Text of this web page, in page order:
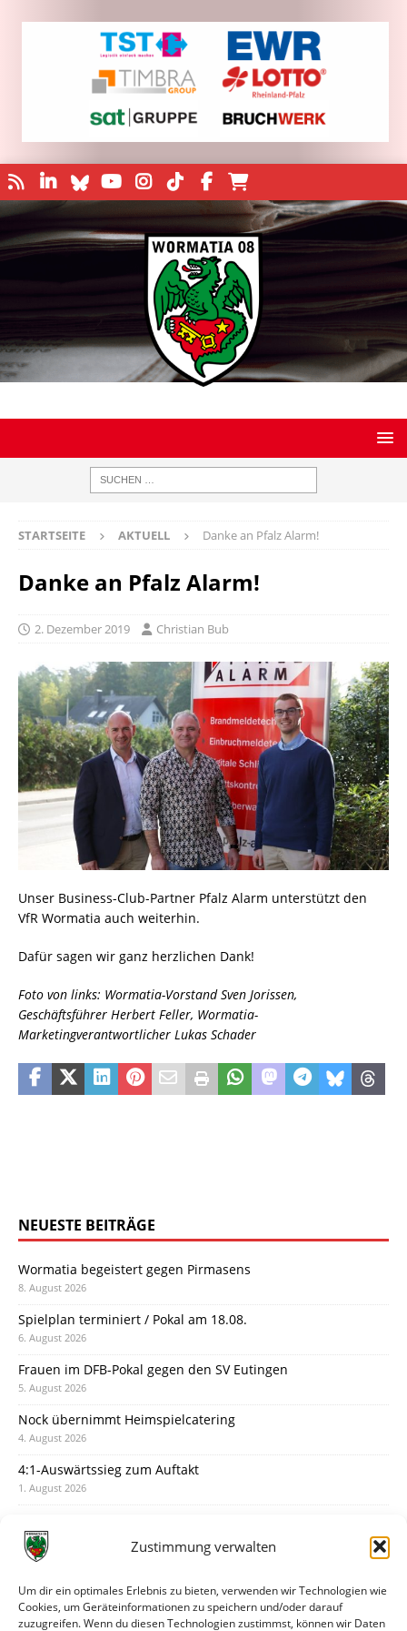
Zustimmung verwalten
Um dir ein optimales Erlebnis zu bieten, verwenden wir Technologien wie
Cookies, um Geräteinformationen zu speichern und/oder darauf
zuzugreifen. Wenn du diesen Technologien zustimmst, können wir Daten
STARTSEITE AKTUELL Danke an Pfalz Alarm!
Danke an Pfalz Alarm!
2. Dezember 2019 Christian Bub
Unser Business-Club-Partner Pfalz Alarm unterstützt den
VfR Wormatia auch weiterhin.
Dafür sagen wir ganz herzlichen Dank!
Foto von links: Wormatia-Vorstand Sven Jorissen,
Geschäftsführer Herbert Feller, Wormatia-
Marketingverantwortlicher Lukas Schader
NEUESTE BEITRÄGE
Wormatia begeistert gegen Pirmasens
8. August 2026
Spielplan terminiert / Pokal am 18.08.
6. August 2026
Frauen im DFB-Pokal gegen den SV Eutingen
5. August 2026
Nock übernimmt Heimspielcatering
4. August 2026
4:1-Auswärtssieg zum Auftakt
1. August 2026
31. Juli 2026
30. Juli 2026
Deine Spielminute: 89+1